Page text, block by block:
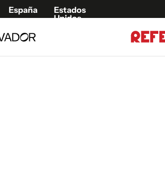
España
Estados
Unidos